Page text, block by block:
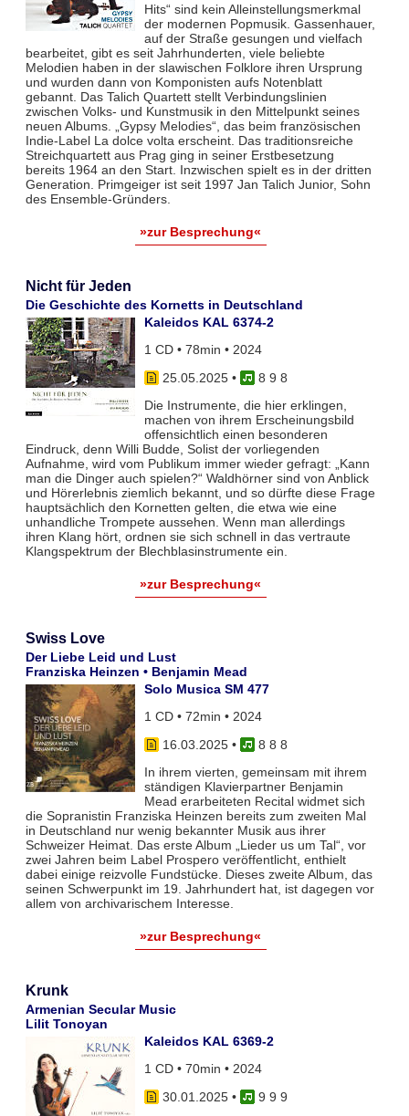
Hits“ sind kein Alleinstellungsmerkmal
der modernen Popmusik. Gassenhauer,
auf der Straße gesungen und vielfach
bearbeitet, gibt es seit Jahrhunderten, viele beliebte
Melodien haben in der slawischen Folklore ihren Ursprung
und wurden dann von Komponisten aufs Notenblatt
gebannt. Das Talich Quartett stellt Verbindungslinien
zwischen Volks- und Kunstmusik in den Mittelpunkt seines
neuen Albums. „Gypsy Melodies“, das beim französischen
Indie-Label La dolce volta erscheint. Das traditionsreiche
Streichquartett aus Prag ging in seiner Erstbesetzung
bereits 1964 an den Start. Inzwischen spielt es in der dritten
Generation. Primgeiger ist seit 1997 Jan Talich Junior, Sohn
des Ensemble-Gründers.
»zur Besprechung«
Nicht für Jeden
Die Geschichte des Kornetts in Deutschland
Kaleidos KAL 6374-2
1 CD • 78min • 2024
25.05.2025•
8 9 8
Die Instrumente, die hier erklingen,
machen von ihrem Erscheinungsbild
offensichtlich einen besonderen
Eindruck, denn Willi Budde, Solist der vorliegenden
Aufnahme, wird vom Publikum immer wieder gefragt: „Kann
man die Dinger auch spielen?“ Waldhörner sind von Anblick
und Hörerlebnis ziemlich bekannt, und so dürfte diese Frage
hauptsächlich den Kornetten gelten, die etwa wie eine
unhandliche Trompete aussehen. Wenn man allerdings
ihren Klang hört, ordnen sie sich schnell in das vertraute
Klangspektrum der Blechblasinstrumente ein.
»zur Besprechung«
Swiss Love
Der Liebe Leid und Lust
Franziska Heinzen • Benjamin Mead
Solo Musica SM 477
1 CD • 72min • 2024
16.03.2025•
8 8 8
In ihrem vierten, gemeinsam mit ihrem
ständigen Klavierpartner Benjamin
Mead erarbeiteten Recital widmet sich
die Sopranistin Franziska Heinzen bereits zum zweiten Mal
in Deutschland nur wenig bekannter Musik aus ihrer
Schweizer Heimat. Das erste Album „Lieder us um Tal“, vor
zwei Jahren beim Label Prospero veröffentlicht, enthielt
dabei einige reizvolle Fundstücke. Dieses zweite Album, das
seinen Schwerpunkt im 19. Jahrhundert hat, ist dagegen vor
allem von archivarischem Interesse.
»zur Besprechung«
Krunk
Armenian Secular Music
Lilit Tonoyan
Kaleidos KAL 6369-2
1 CD • 70min • 2024
30.01.2025•
9 9 9